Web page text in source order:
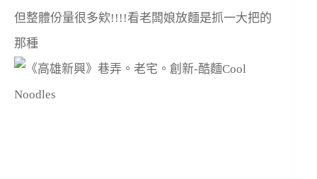
但整體份量很多欸!!!!看老闆娘放麵是抓一大把的
那種